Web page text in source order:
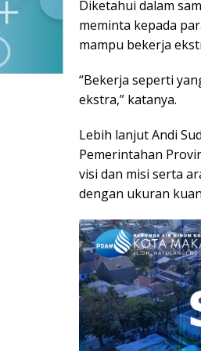
Diketahui dalam
meminta kepada
mampu bekerja
“Bekerja seperti
ekstra,” katanya.
Lebih lanjut Andi
Pemerintahan
visi dan misi serta
dengan ukuran